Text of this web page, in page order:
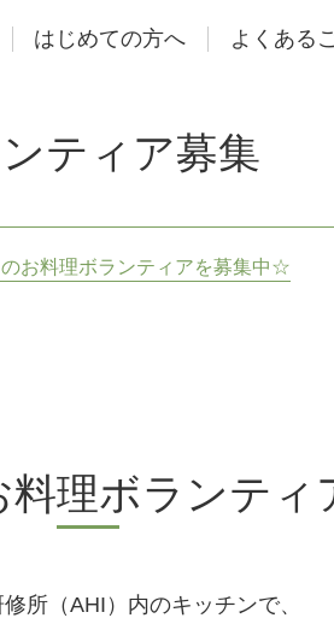
はじめての方へ よくある
ティア募集
お料理ボランティアを募集中☆
料理ボランテ
所（AHI）内のキッチンで、